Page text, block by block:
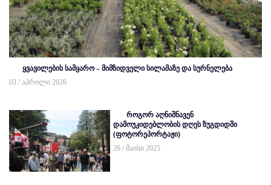
ყვავილების სამყარო – მიმზიდველი სილამაზე და სურნელება
03 / აპრილი 2026
როგორ აღნიშნავენ
დამოუკიდებლობის დღეს ზუგდიდში
(ფოტორეპორტაჟი)
26 / მაისი 2025